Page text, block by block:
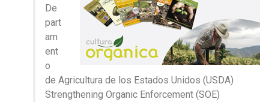
De
part
am
ent
o
de Agricultura de los Estados Unidos (USDA)
Strengthening Organic Enforcement (SOE)